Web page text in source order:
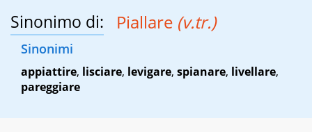
Sinonimo di: Piallare (v.tr.)
Sinonimi
appiattire, lisciare, levigare, spianare, livellare,
pareggiare